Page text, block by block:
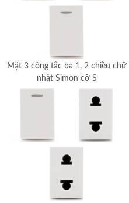
Mặt 3 công tắc ba 1, 2 chiều chữ
nhật Simon cỡ S